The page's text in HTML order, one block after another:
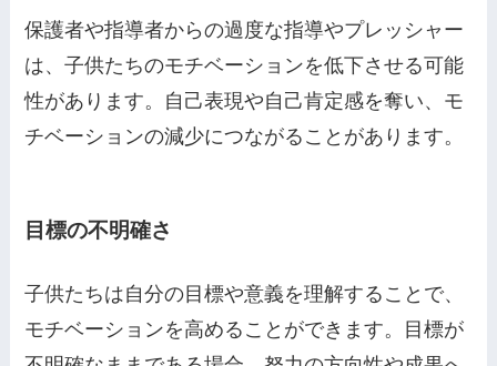
保護者や指導者からの過度な指導やプレッシャー
は、子供たちのモチベーションを低下させる可能
性があります。自己表現や自己肯定感を奪い、モ
チベーションの減少につながることがあります。
目標の不明確さ
子供たちは自分の目標や意義を理解することで、
モチベーションを高めることができます。目標が